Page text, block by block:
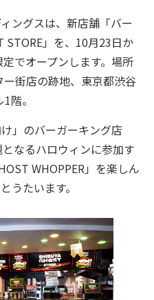
ングスは、新店舗「バー
STORE」を、10月23日か
でオープンします。場所
街店の跡地、東京都渋谷
階。
」のバーガーキング店
なるハロウィンに参加す
WHOPPER」を楽しん
うたいます。